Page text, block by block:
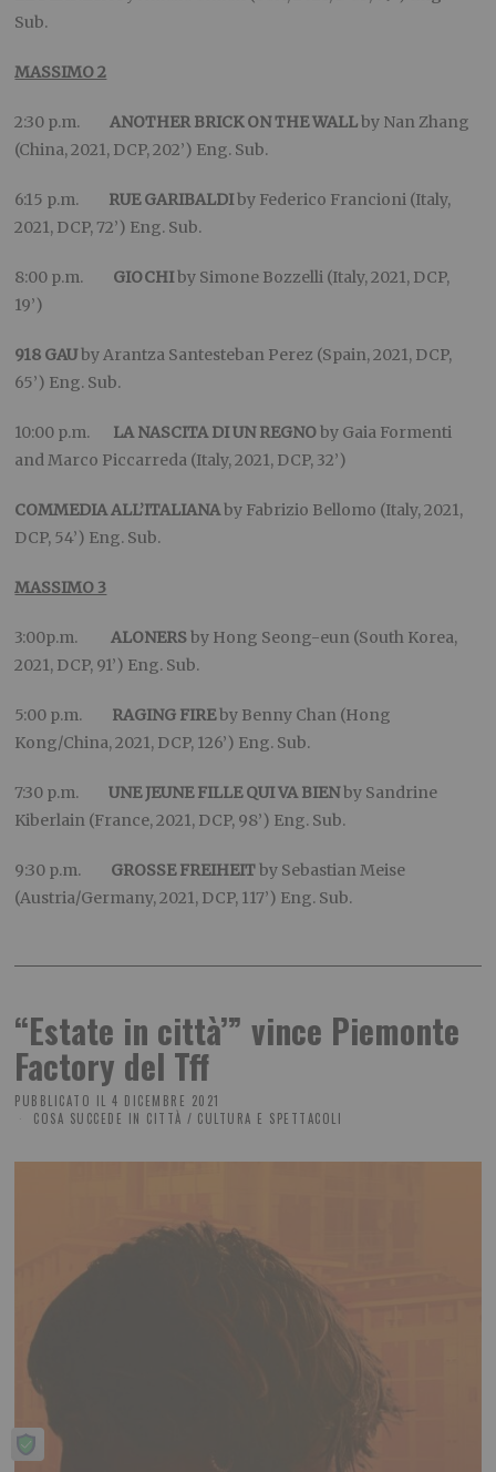
Sub.
MASSIMO 2
2:30 p.m.ANOTHER BRICK ON THE WALLby Nan Zhang
(China, 2021, DCP, 202’) Eng. Sub.
6:15 p.m. RUE GARIBALDIby Federico Francioni (Italy,
2021, DCP, 72’) Eng. Sub.
8:00 p.m. GIOCHIby Simone Bozzelli (Italy, 2021, DCP,
19’)
918 GAUby Arantza Santesteban Perez (Spain, 2021, DCP,
65’) Eng. Sub.
10:00 p.m. LA NASCITA DI UN REGNOby Gaia Formenti
and Marco Piccarreda (Italy, 2021, DCP, 32’)
COMMEDIA ALL’ITALIANAby Fabrizio Bellomo (Italy, 2021,
DCP, 54’) Eng. Sub.
MASSIMO 3
3:00p.m.ALONERSby Hong Seong-eun (South Korea,
2021, DCP, 91’) Eng. Sub.
5:00 p.m. RAGING FIREby Benny Chan (Hong
Kong/China, 2021, DCP, 126’) Eng. Sub.
7:30 p.m.UNE JEUNE FILLE QUI VA BIENby Sandrine
Kiberlain (France, 2021, DCP, 98’) Eng. Sub.
9:30 p.m. GROSSE FREIHEITby Sebastian Meise
(Austria/Germany, 2021, DCP, 117’) Eng. Sub.
“Estate in città’” vince Piemonte
Factory del Tff
PUBBLICATO IL 4 DICEMBRE 2021
COSA SUCCEDE IN CITTÀ / CULTURA E SPETTACOLI